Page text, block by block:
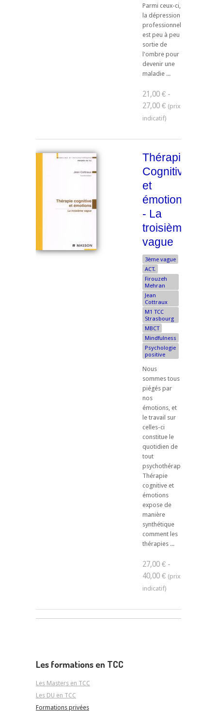
Parmi ceux-ci,
la dépression
professionnelle
est peu à peu
sortie de
l'ombre pour
devenir une
maladie ...
21,00 € -
27,00 €
Thérapie
Cognitive
et
émotions
- La
troisième
vague
3ème vague
ACT.
Firouzeh
Mehran
Jean
Cottraux
M1 TCC
Strasbourg
MBCT
Mindfulness
Psychologie
positive
Nous
sommes tous
piégés par
nos
émotions, et
le travail sur
celles-ci
constitue le
quotidien de
tout
psychothérapeute.
Thérapie
cognitive et
émotions
expose de
manière
synthétique
comment les
thérapies ...
27,00 € -
40,00 €
Les formations en TCC
Les Masters en TCC
Les DU en TCC
Formations privées